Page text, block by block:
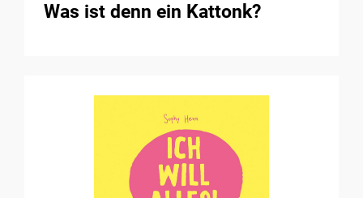
Was ist denn ein Kattonk?